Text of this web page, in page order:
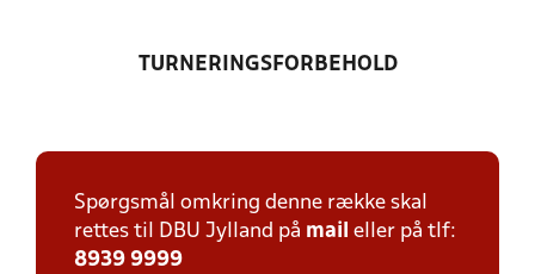
TURNERINGSFORBEHOLD
Spørgsmål omkring denne række skal
rettes til DBU Jylland på mail eller på tlf:
8939 9999